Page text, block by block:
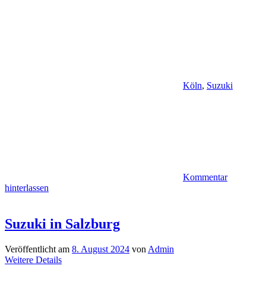
Köln, Suzuki
Kommentar
hinterlassen
Suzuki in Salzburg
Veröffentlicht am 8. August 2024 von Admin
Weitere Details